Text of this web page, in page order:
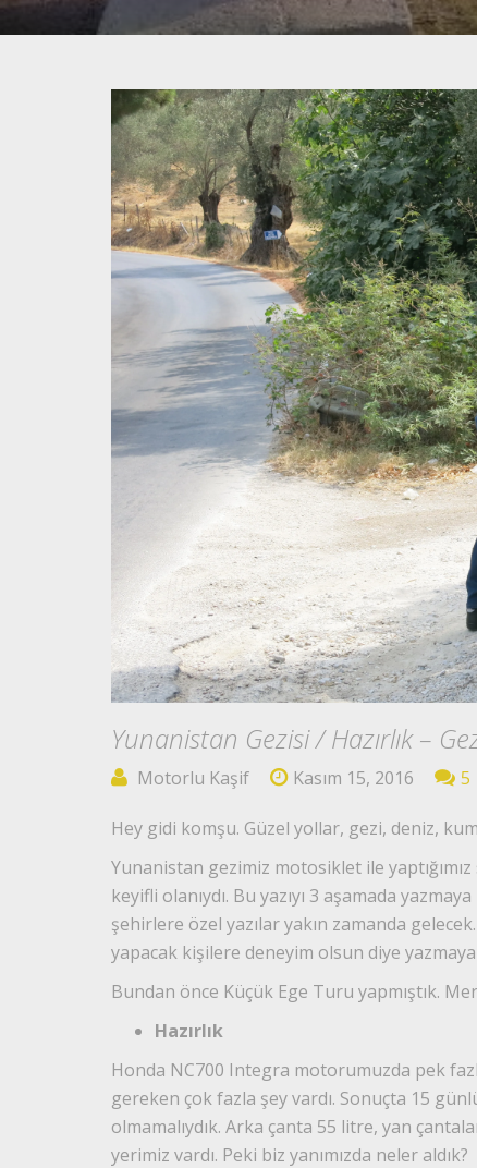
Yunanistan Gezisi / Hazırlık –
Motorlu Kaşif Kasım 15, 2016 5
Hey gidi komşu. Güzel yollar, gezi, deniz,
Yunanistan gezimiz motosiklet ile
keyifli olanıydı. Bu yazıyı 3 aşamada
şehirlere özel yazılar yakın zamanda
yapacak kişilere deneyim olsun diye
Bundan önce Küçük Ege Turu yapmıştık.
Hazırlık
Honda NC700 Integra motorumuzda pek
gereken çok fazla şey vardı. Sonuçta 15
olmamalıydık. Arka çanta 55 litre, yan
yerimiz vardı. Peki biz yanımızda neler aldık?